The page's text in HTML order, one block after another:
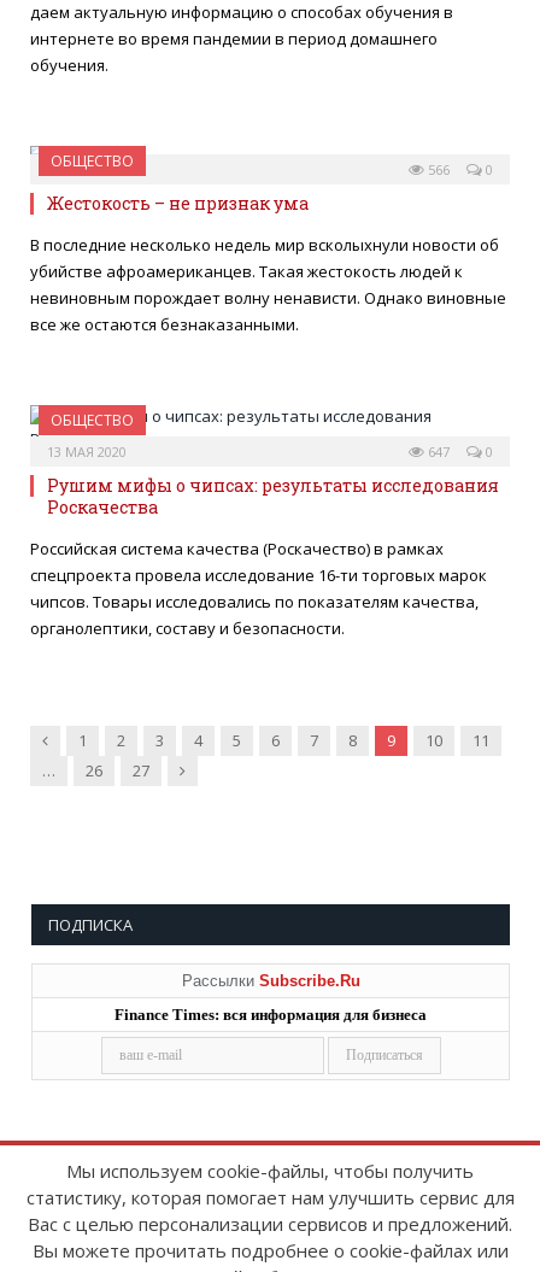
даем актуальную информацию о способах обучения в
интернете во время пандемии в период домашнего
обучения.
ОБЩЕСТВО
17 ИЮНЯ 2020 0
566
Жестокость – не признак ума
В последние несколько недель мир всколыхнули новости об
убийстве афроамериканцев. Такая жестокость людей к
невиновным порождает волну ненависти. Однако виновные
все же остаются безнаказанными.
ОБЩЕСТВО
13 МАЯ 2020 0
647
Рушим мифы о чипсах: результаты исследования
Роскачества
Российская система качества (Роскачество) в рамках
спецпроекта провела исследование 16-ти торговых марок
чипсов. Товары исследовались по показателям качества,
органолептики, составу и безопасности.
Предыдущие
1 2 3 4 5 6 7 8 9 10
11
…
26 27 Далее
ПОДПИСКА
Рассылки Subscribe.Ru
Finance Times: вся информация для бизнеса
Copyright © 2008-2026FinanceTimes
Зарегистрировано в Роскомнадзоре
Свидетельство о регистрации СМИ:
Мы используем cookie-файлы, чтобы получить
статистику, которая помогает нам улучшить сервис для
Вас с целью персонализации сервисов и предложений.
Вы можете прочитать подробнее о cookie-файлах или